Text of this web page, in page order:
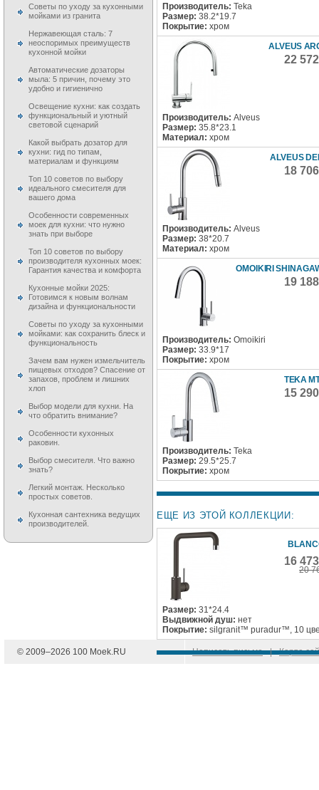
Производитель: Teka
Размер: 38.2*19.7
Покрытие: хром
ALVEUS
22
Производитель: Alveus
Размер: 35.8*23.1
Материал: хром
ALVEUS
18
Производитель: Alveus
Размер: 38*20.7
Материал: хром
OMOIKIRI
19
Производитель: Omoikiri
Размер: 33.9*17
Покрытие: хром
TEKA
15
Производитель: Teka
Размер: 29.5*25.7
Покрытие: хром
ЕЩЕ ИЗ ЭТОЙ КОЛЛЕКЦИИ:
16
20
Размер: 31*24.4
Выдвижной душ: нет
Покрытие: silgranit™ puradur™, 10
Советы по уходу за кухонными
мойками из гранита
Нержавеющая сталь: 7
неоспоримых преимуществ
кухонной мойки
Автоматические дозаторы
мыла: 5 причин, почему это
удобно и гигиенично
Освещение кухни: как создать
функциональный и уютный
световой сценарий
Какой выбрать дозатор для
кухни: гид по типам,
материалам и функциям
Топ 10 советов по выбору
идеального смесителя для
вашего дома
Особенности современных
моек для кухни: что нужно
знать при выборе
Топ 10 советов по выбору
производителя кухонных моек:
Гарантия качества и комфорта
Кухонные мойки 2025:
Готовимся к новым волнам
дизайна и функциональности
Советы по уходу за кухонными
мойками: как сохранить блеск и
функциональность
Зачем вам нужен измельчитель
пищевых отходов? Спасение от
запахов, проблем и лишних
хлоп
Выбор модели для кухни. На
что обратить внимание?
Особенности кухонных
раковин.
Выбор смесителя. Что важно
знать?
Легкий монтаж. Несколько
простых советов.
Кухонная сантехника ведущих
производителей.
© 2009–2026 100 Moek.RU Написать письмо | Карта